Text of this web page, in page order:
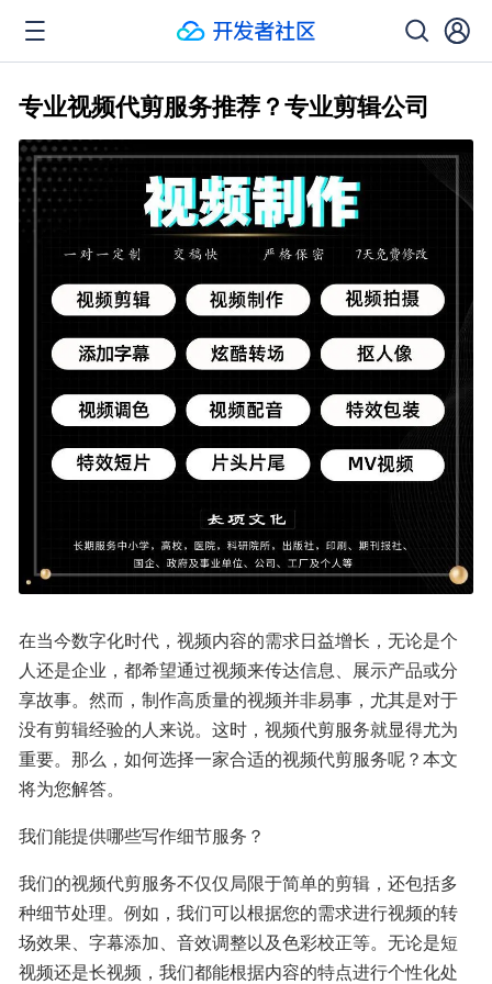
专业视频代剪服务推荐？专业剪辑公司
在当今数字化时代，视频内容的需求日益增长，无论是个
人还是企业，都希望通过视频来传达信息、展示产品或分
享故事。然而，制作高质量的视频并非易事，尤其是对于
没有剪辑经验的人来说。这时，视频代剪服务就显得尤为
重要。那么，如何选择一家合适的视频代剪服务呢？本文
将为您解答。
我们能提供哪些写作细节服务？
我们的视频代剪服务不仅仅局限于简单的剪辑，还包括多
种细节处理。例如，我们可以根据您的需求进行视频的转
场效果、字幕添加、音效调整以及色彩校正等。无论是短
视频还是长视频，我们都能根据内容的特点进行个性化处